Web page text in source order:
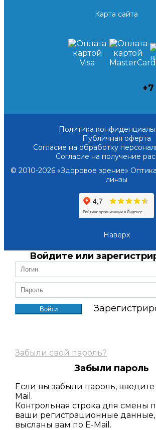
Карта сайта
Политика
Публичная оферта
Согласие на обработку
Согласие на получение
© 2010-2026 «Здоровое зрение»
линзы
Наверх
Войдите или
Забыли свой пароль?
Забыли пароль
Если вы забыли пароль,
Mail.
Контрольная строка для смены
ваши регистрационные данные,
высланы вам по E-Mail.